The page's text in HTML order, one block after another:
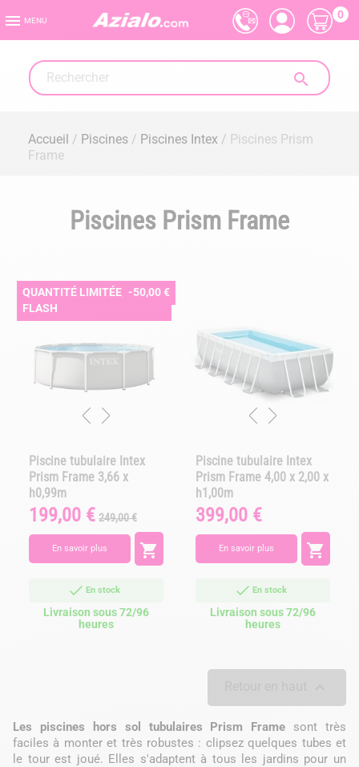
 MENU

0
Accueil Piscines Piscines Intex
Piscines Prism
Frame
Piscines Prism Frame
QUANTITÉ LIMITÉE, VENTE
FLASH
-50,00 €
Piscine tubulaire Intex
Prism Frame 3,66 x
h0,99m
Prix
199,00 € Prix
base
249,00 €
En savoir plus 
En stock
Livraison sous 72/96
heures
Piscine tubulaire Intex
Prism Frame 4,00 x 2,00 x
h1,00m
Prix
399,00 €
En savoir plus 
En stock
Livraison sous 72/96
heures
Les piscines hors sol tubulaires Prism Frame sont très
faciles à monter et très robustes : clipsez quelques tubes et
le tour est joué. Elles s'adaptent à tous les jardins pour un